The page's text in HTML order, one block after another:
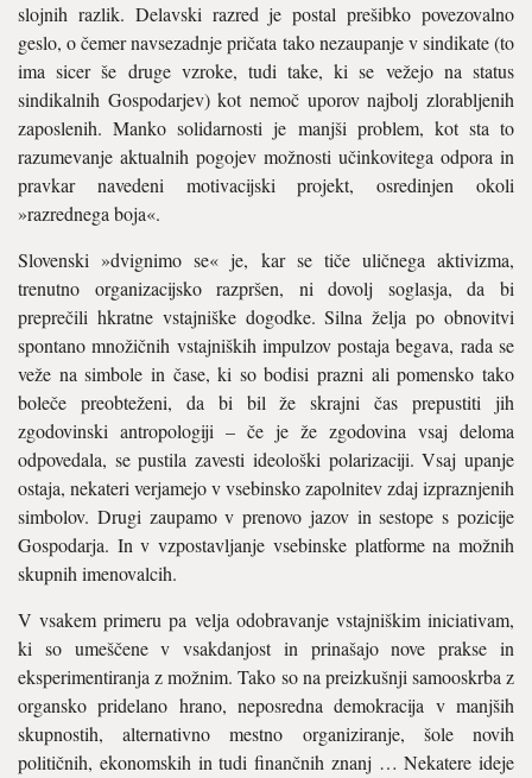
slojnih razlik. Delavski razred je postal prešibko povezovalno
geslo, o čemer navsezadnje pričata tako nezaupanje v sindikate (to
ima sicer še druge vzroke, tudi take, ki se vežejo na status
sindikalnih Gospodarjev) kot nemoč uporov najbolj zlorabljenih
zaposlenih. Manko solidarnosti je manjši problem, kot sta to
razumevanje aktualnih pogojev možnosti učinkovitega odpora in
pravkar navedeni motivacijski projekt, osredinjen okoli
»razrednega boja«.
Slovenski »dvignimo se« je, kar se tiče uličnega aktivizma,
trenutno organizacijsko razpršen, ni dovolj soglasja, da bi
preprečili hkratne vstajniške dogodke. Silna želja po obnovitvi
spontano množičnih vstajniških impulzov postaja begava, rada se
veže na simbole in čase, ki so bodisi prazni ali pomensko tako
boleče preobteženi, da bi bil že skrajni čas prepustiti jih
zgodovinski antropologiji – če je že zgodovina vsaj deloma
odpovedala, se pustila zavesti ideološki polarizaciji. Vsaj upanje
ostaja, nekateri verjamejo v vsebinsko zapolnitev zdaj izpraznjenih
simbolov. Drugi zaupamo v prenovo jazov in sestope s pozicije
Gospodarja. In v vzpostavljanje vsebinske platforme na možnih
skupnih imenovalcih.
V vsakem primeru pa velja odobravanje vstajniškim iniciativam,
ki so umeščene v vsakdanjost in prinašajo nove prakse in
eksperimentiranja z možnim. Tako so na preizkušnji samooskrba z
organsko pridelano hrano, neposredna demokracija v manjših
skupnostih, alternativno mestno organiziranje, šole novih
političnih, ekonomskih in tudi finančnih znanj … Nekatere ideje